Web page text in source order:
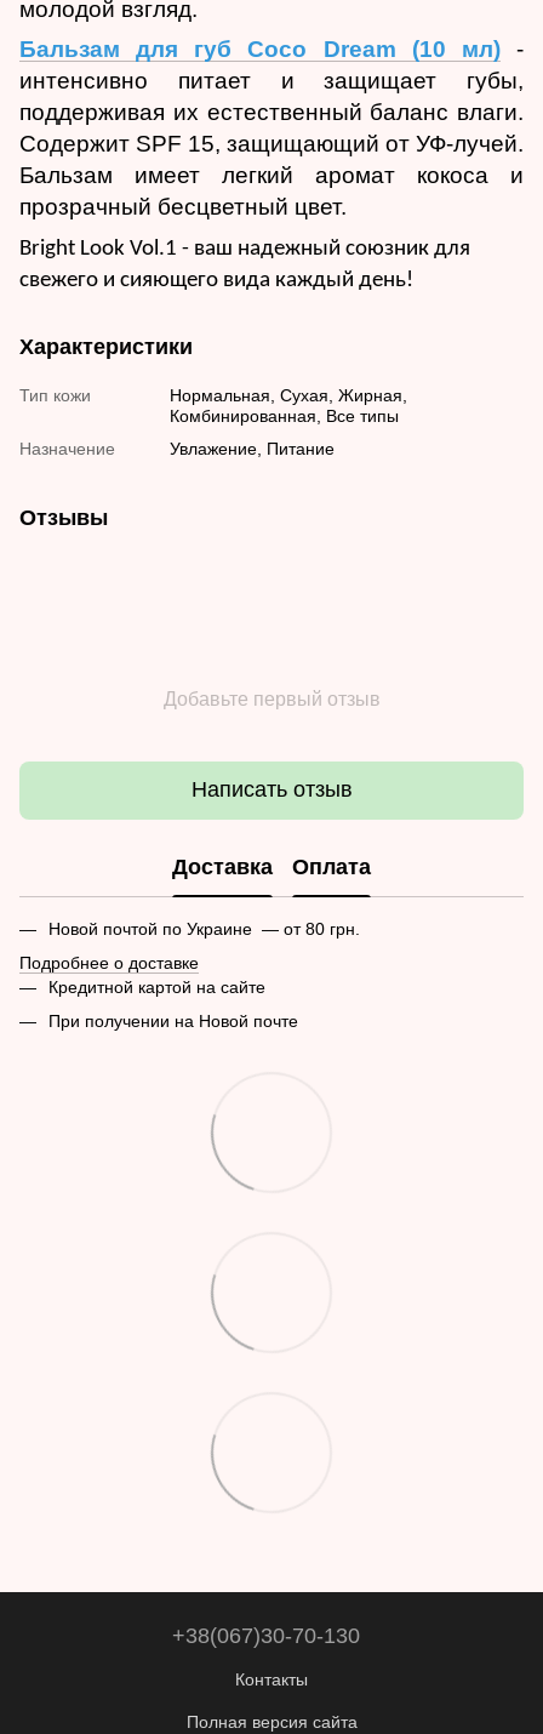
молодой взгляд.
Бальзам для губ Coco Dream (10 мл)-
интенсивно питает и защищает губы,
поддерживая их естественный баланс влаги.
Содержит SPF 15, защищающий от УФ-лучей.
Бальзам имеет легкий аромат кокоса и
прозрачный бесцветный цвет.
Bright Look Vol.1 - ваш надежный союзник для
свежего и сияющего вида каждый день!
Характеристики
Тип кожи
Нормальная, Сухая, Жирная,
Комбинированная, Все типы
Назначение
Увлажение, Питание
Отзывы
Добавьте первый отзыв
Написать отзыв
Доставка Оплата
Новой почтой по Украине — от 80 грн.
Подробнее о доставке
Кредитной картой на сайте
При получении на Новой почте
+38(067)30-70-130
Контакты
Полная версия сайта